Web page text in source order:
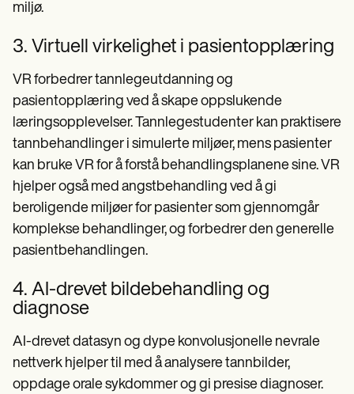
miljø.
3. Virtuell virkelighet i pasientopplæring
VR forbedrer tannlegeutdanning og
pasientopplæring ved å skape oppslukende
læringsopplevelser. Tannlegestudenter kan praktisere
tannbehandlinger i simulerte miljøer, mens pasienter
kan bruke VR for å forstå behandlingsplanene sine. VR
hjelper også med angstbehandling ved å gi
beroligende miljøer for pasienter som gjennomgår
komplekse behandlinger, og forbedrer den generelle
pasientbehandlingen.
4. AI-drevet bildebehandling og
diagnose
AI-drevet datasyn og dype konvolusjonelle nevrale
nettverk hjelper til med å analysere tannbilder,
oppdage orale sykdommer og gi presise diagnoser.